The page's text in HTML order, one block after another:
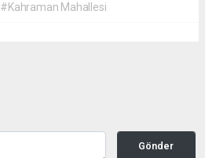
#Kahraman Mahallesi
Gönder